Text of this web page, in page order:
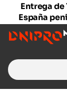
Entrega de
España
Search
for: